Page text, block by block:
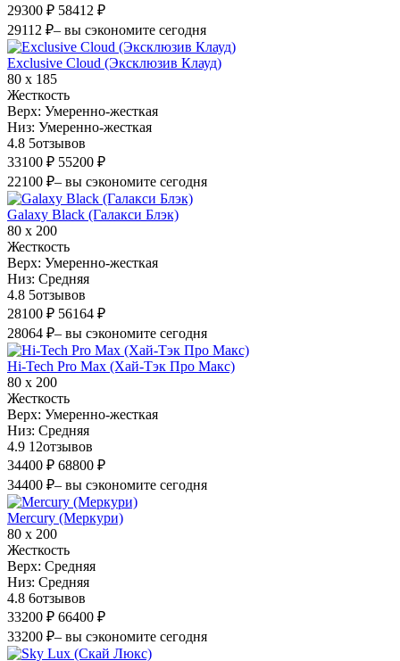
29300 ₽ 58412 ₽
29112 ₽– вы сэкономите сегодня
Exclusive Cloud (Эксклюзив Клауд)
80 х 185
Жесткость
Верх: Умеренно-жесткая
Низ: Умеренно-жесткая
4.8 5отзывов
33100 ₽ 55200 ₽
22100 ₽– вы сэкономите сегодня
Galaxy Black (Галакси Блэк)
80 х 200
Жесткость
Верх: Умеренно-жесткая
Низ: Средняя
4.8 5отзывов
28100 ₽ 56164 ₽
28064 ₽– вы сэкономите сегодня
Hi-Tech Pro Max (Хай-Тэк Про Макс)
80 х 200
Жесткость
Верх: Умеренно-жесткая
Низ: Средняя
4.9 12отзывов
34400 ₽ 68800 ₽
34400 ₽– вы сэкономите сегодня
Mercury (Меркури)
80 х 200
Жесткость
Верх: Средняя
Низ: Средняя
4.8 6отзывов
33200 ₽ 66400 ₽
33200 ₽– вы сэкономите сегодня